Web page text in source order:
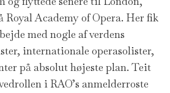
Royal Academy of Opera. Her fik
med nogle af verdens
internationale operasolister,
på absolut højeste plan. Teit
i RAO’s anmelderroste